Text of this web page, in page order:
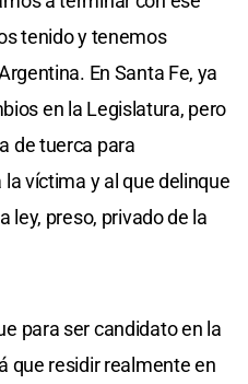
tenido y tenemos
En Santa Fe, ya
en la Legislatura, pero
de tuerca para
víctima y al que delinque
ley, preso, privado de la
para ser candidato en la
que residir realmente en